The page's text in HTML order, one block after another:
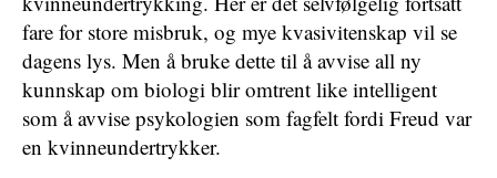
fare for store misbruk, og mye kvasivitenskap vil se
dagens lys. Men å bruke dette til å avvise all ny
kunnskap om biologi blir omtrent like intelligent
som å avvise psykologien som fagfelt fordi Freud var
en kvinneundertrykker.